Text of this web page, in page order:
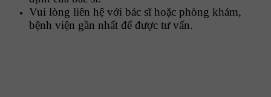
Vui lòng liên hệ với bác sĩ hoặc phòng khám,
bệnh viện gần nhất để được tư vấn.